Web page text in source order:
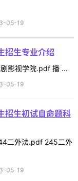
05-19
招生专业介绍
影视学院.pdf 播 ...
05-19
招生初试自命题科
二外法.pdf 245二外
05-19